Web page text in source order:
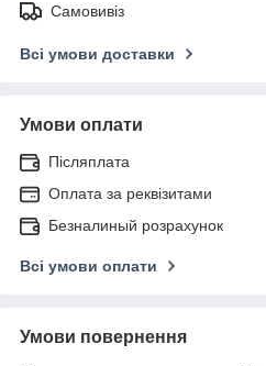
Самовивіз
Всі умови доставки
Умови оплати
Післяплата
Оплата за реквізитами
Безналиный розрахунок
Всі умови оплати
Умови повернення